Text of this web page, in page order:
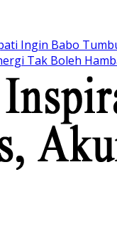
Ingin Babo
Tak Boleh